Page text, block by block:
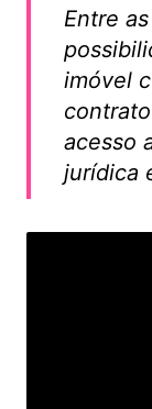
Entre
imóvel
acesso
jurídica